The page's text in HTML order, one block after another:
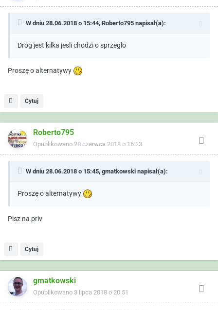
W dniu 28.06.2018 o 15:44, Roberto795 napisał(a):
Drog jest kilka jesli chodzi o sprzeglo
Proszę o alternatywy
Cytuj
Roberto795
Opublikowano 28 czerwca 2018 o 16:23
W dniu 28.06.2018 o 15:45, gmatkowski napisał(a):
Proszę o alternatywy
Pisz na priv
Cytuj
gmatkowski
Opublikowano 3 lipca 2018 o 20:51